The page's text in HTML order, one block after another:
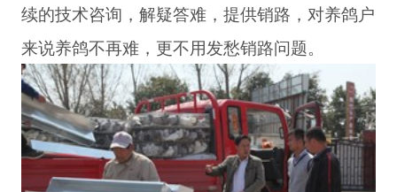
续的技术咨询，解疑答难，提供销路，对养鸽户
来说养鸽不再难，更不用发愁销路问题。